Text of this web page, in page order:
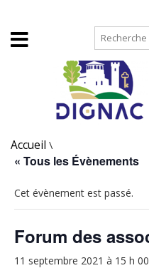
Accueil \
« Tous les Évènements
Cet évènement est passé.
Forum des
11 septembre 2021 à 15 h